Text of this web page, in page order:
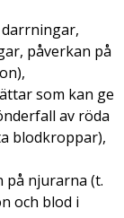
påverkan på
som kan ge
av röda
blodkroppar),
på njurarna (t.
och blod i